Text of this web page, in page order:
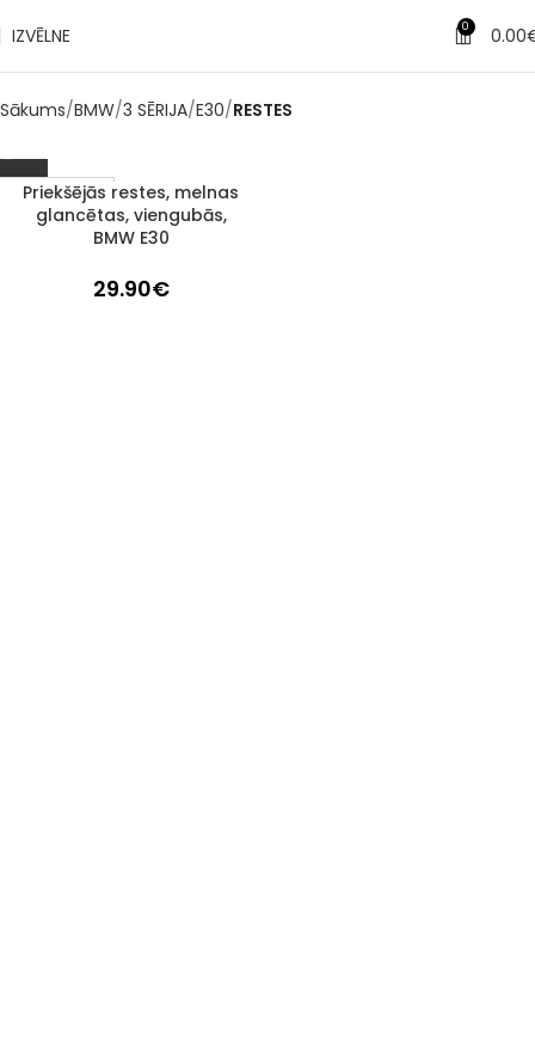
IZVĒLNE 0 0.00
Sākums BMW 3 SĒRIJA E30 RESTES
1–3 d. d.
Priekšējās restes, melnas
glancētas, viengubās,
BMW E30
29.90€